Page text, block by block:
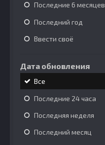
Последние 6 месяцев
Последний год
Ввести своё
Дата обновления
Все
Последние 24 часа
Последняя неделя
Последний месяц